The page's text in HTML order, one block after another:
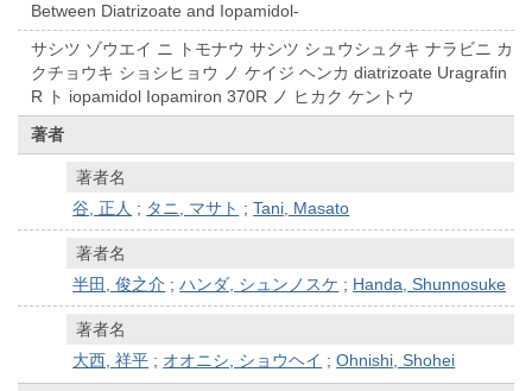
Between Diatrizoate and Iopamidol-
サシツ ゾウエイ ニ トモナウ サシツ シュウシュクキ ナラビニ カ
クチョウキ ショシヒョウ ノ ケイジ ヘンカ diatrizoate Uragrafin
R ト iopamidol Iopamiron 370R ノ ヒカク ケントウ
著者
著者名
谷, 正人 ; タニ, マサト ;Tani, Masato
著者名
半田, 俊之介 ;ハンダ, シュンノスケ ; Handa, Shunnosuke
著者名
大西, 祥平 ; オオニシ, ショウヘイ ;Ohnishi, Shohei